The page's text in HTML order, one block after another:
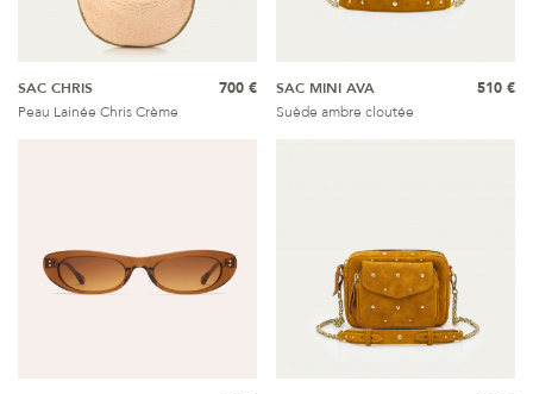
SAC CHRIS
Peau Lainée Chris Crème
700 €
SAC MINI AVA
Suède ambre cloutée
510 €